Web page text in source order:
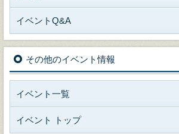
イベントQ&A
その他のイベント情報
イベント一覧
イベント トップ